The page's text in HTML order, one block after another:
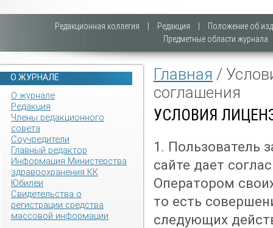
Редакционная коллегия Редакция
Положение об
Предметные области журнала
О ЖУРНАЛЕ
О журнале
Редакция
Члены редакционного
совета
Соучредители
Главный редактор
Информация Министерства
здравоохранения КК
Юбилеи
Свидетельства о
регистрации средства
массовой информации
Главная /
соглашения
УСЛОВИЯ
1. Пользователь
сайте дает
Оператором
то есть
следующих